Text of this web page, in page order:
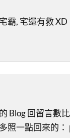
霸, 宅還有救 XD
Blog 回留言數
照一點回來的：